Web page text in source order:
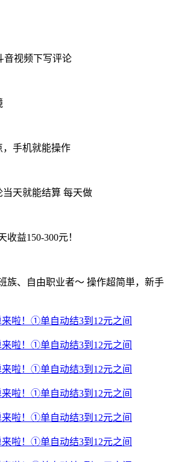
音视频下写评论
，手机就能操作
天就能结算 每天做
收益150-300元！
族、自由职业者～ 操作超简単，新手